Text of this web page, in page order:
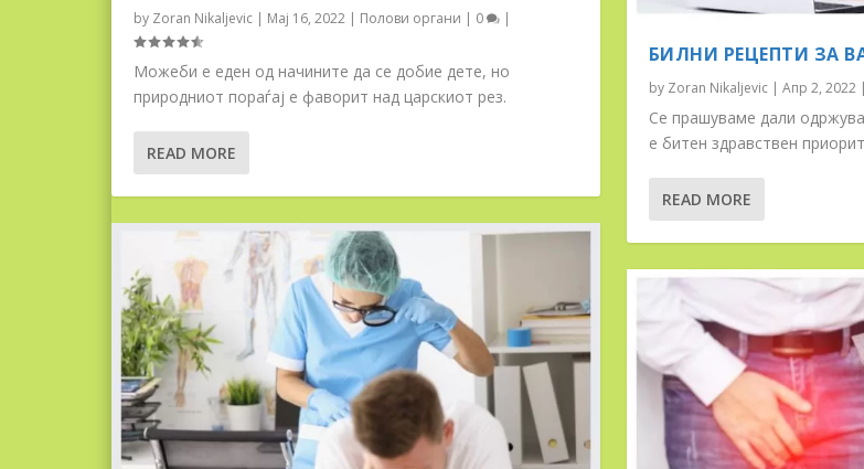
by Zoran Nikaljevic| Мај 16, 2022| Полови органи | 0 |
Можеби е еден од начините да се добие дете, но
природниот пораѓај е фаворит над царскиот рез.
READ MORE
БИЛНИ РЕЦЕПТИ ЗА
by Zoran Nikaljevic| Апр 2, 2022|
Се прашуваме дали
е битен здравствен
READ MORE